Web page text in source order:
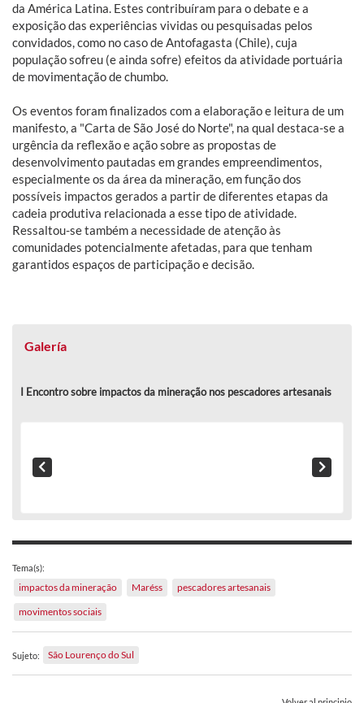
da América Latina. Estes contribuíram para o debate e a
exposição das experiências vividas ou pesquisadas pelos
convidados, como no caso de Antofagasta (Chile), cuja
população sofreu (e ainda sofre) efeitos da atividade portuária
de movimentação de chumbo.
Os eventos foram finalizados com a elaboração e leitura de um
manifesto, a "Carta de São José do Norte", na qual destaca-se a
urgência da reflexão e ação sobre as propostas de
desenvolvimento pautadas em grandes empreendimentos,
especialmente os da área da mineração, em função dos
possíveis impactos gerados a partir de diferentes etapas da
cadeia produtiva relacionada a esse tipo de atividade.
Ressaltou-se também a necessidade de atenção às
comunidades potencialmente afetadas, para que tenham
garantidos espaços de participação e decisão.
Galería
I Encontro sobre impactos da mineração nos pescadores artesanais
Tema(s):
impactos da mineração Maréss
pescadores artesanais
movimentos sociais
Sujeto: São Lourenço do Sul